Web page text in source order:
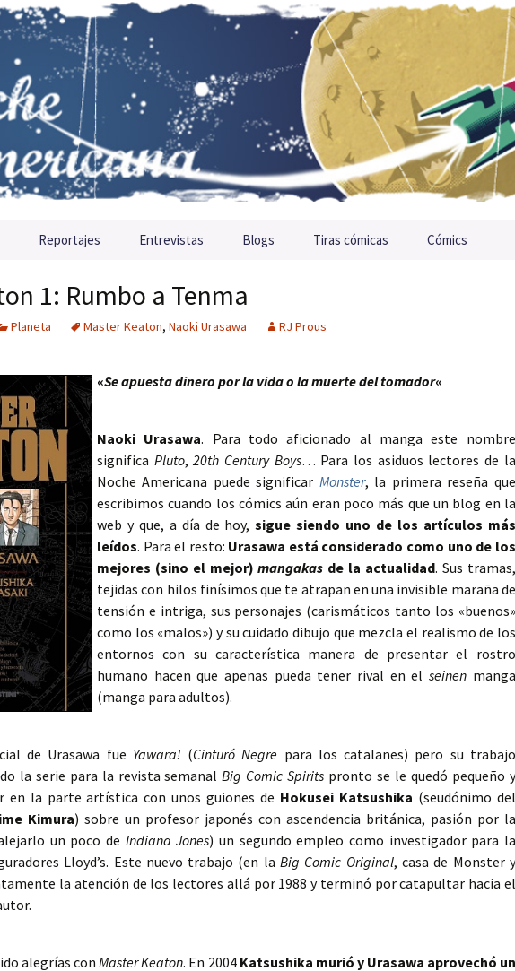
Reportajes Entrevistas Blogs Tiras cómicas Cómics
1: Rumbo a Tenma
Planeta Master Keaton, Naoki Urasawa RJ Prous
«Se apuesta dinero por la vida o la muerte del tomador«
Naoki Urasawa. Para todo aficionado al manga este nombre
significa Pluto,20th Century Boys… Para los asiduos lectores de la
Noche Americana puede significar Monster, la primera reseña que
escribimos cuando los cómics aún eran poco más que un blog en la
web y que, a día de hoy,sigue siendo uno de los artículos más
leídos. Para el resto: Urasawa está considerado como uno de los
mejores (sino el mejor)mangakas de la actualidad. Sus tramas,
tejidas con hilos finísimos que te atrapan en una invisible maraña de
tensión e intriga, sus personajes (carismáticos tanto los «buenos»
como los «malos») y su cuidado dibujo que mezcla el realismo de los
entornos con su característica manera de presentar el rostro
humano hacen que apenas pueda tener rival en elseinen manga
(manga para adultos).
de Urasawa fue Yawara! (Cinturó Negre para los catalanes) pero su trabajo
la serie para la revista semanalBig Comic Spirits pronto se le quedó pequeño y
en la parte artística con unos guiones de Hokusei Katsushika (seudónimo del
Kimura) sobre un profesor japonés con ascendencia británica, pasión por la
un poco de Indiana Jones) un segundo empleo como investigador para la
Lloyd’s. Este nuevo trabajo (en la Big Comic Original, casa de Monster y
la atención de los lectores allá por 1988 y terminó por catapultar hacia el
alegrías con Master Keaton. En 2004 Katsushika murió y Urasawa aprovechó un